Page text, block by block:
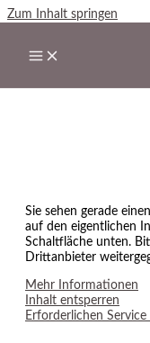
Zum Inhalt springen
Sie sehen gerade
auf den eigentlichen
Schaltfläche unten.
Drittanbieter
Mehr Informationen
Inhalt entsperren
Erforderlichen